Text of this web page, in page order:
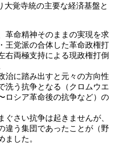
覚寺統の主要な経済基盤と
革命精神そのままの実現を求
王党派の合体した革命政権打
右両極支持による現政権打倒
治に踏み出すと元々の方向性
洗う抗争となる（クロムウエ
ロシア革命後の抗争など）の
ぐさい抗争は起きませんが、
違う集団であったことが（野
ました。